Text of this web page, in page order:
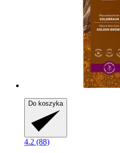
Do koszyka
4.2 (88)